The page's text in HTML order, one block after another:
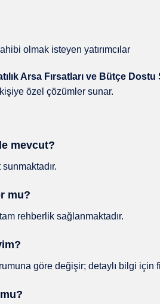
olmak isteyen yatırımcılar
Arsa Fırsatları ve Bütçe
özel çözümler sunar.
mevcut?
sunmaktadır.
mu?
rehberlik sağlanmaktadır.
göre değişir; detaylı bilgi